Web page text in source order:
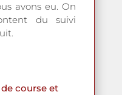
avons eu. On
du suivi
course et